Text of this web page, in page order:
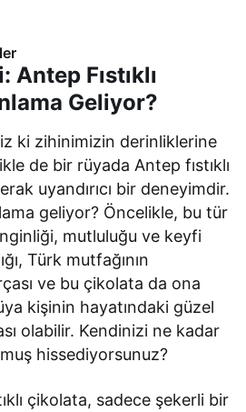
Fıstıklı
Geliyor?
ki zihinimizin derinliklerine
de bir rüyada Antep fıstıklı
uyandırıcı bir deneyimdir.
geliyor? Öncelikle, bu tür
mutluluğu ve keyfi
Türk mutfağının
ve bu çikolata da ona
kişinin hayatındaki güzel
olabilir. Kendinizi ne kadar
hissediyorsunuz?
çikolata, sadece şekerli bir